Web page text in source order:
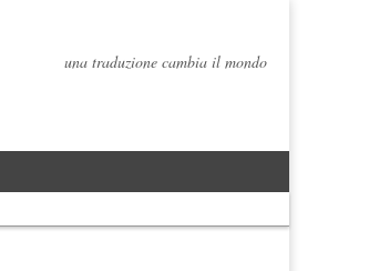
una traduzione cambia il mondo